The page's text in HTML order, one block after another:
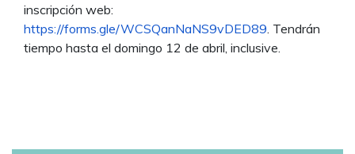
inscripción web:
https://forms.gle/WCSQanNaNS9vDED89. Tendrán
tiempo hasta el domingo 12 de abril, inclusive.